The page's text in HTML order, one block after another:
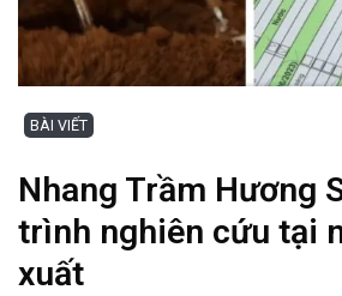
BÀI VIẾT
Nhang Trầm Hương
trình nghiên cứu tại
xuất